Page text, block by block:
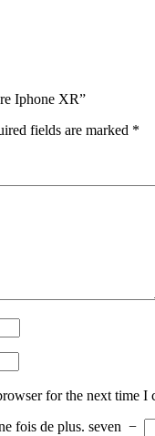
Iphone XR”
fields are marked *
for the next time I
fois de plus. seven −